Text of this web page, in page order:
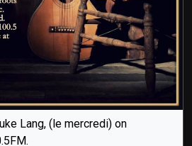
Lang, (le mercredi) on